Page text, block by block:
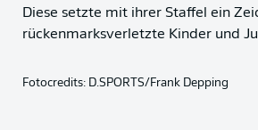
Diese setzte mit ihrer Staffel ein
rückenmarksverletzte Kinder und
Fotocredits: D.SPORTS/Frank Depping